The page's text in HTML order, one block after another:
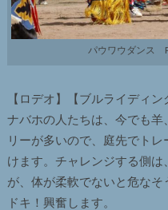
パウワウダンス
【ロデオ】【ブルライディン
ナバホの人たちは、今でも羊
リーが多いので、庭先でト
けます。チャレンジする側
が、体が柔軟でないと危な
ドキ！興奮します。